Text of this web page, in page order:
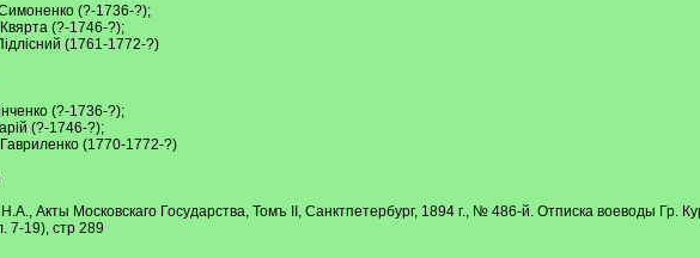
(?-1736-?);
Квярта (?-1746-?);
(1761-1772-?)
(?-1736-?);
(?-1746-?);
Гавриленко (1770-1772-?)
Акты Московскаго Государства, Томъ II, Санктпетербург, 1894 г., № 486-й. Отписка воеводы Гр.
7-19), стр 289